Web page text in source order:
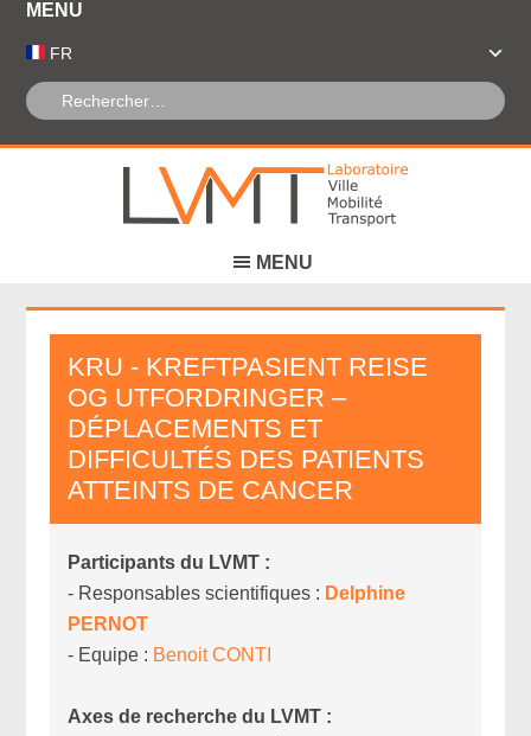
FR
KRU - KREFTPASIENT REISE
OG UTFORDRINGER –
DÉPLACEMENTS ET
DIFFICULTÉS DES PATIENTS
ATTEINTS DE CANCER
Participants du LVMT :
- Responsables scientifiques : Delphine
PERNOT
- Equipe : BenoitCONTI
Axes de recherche du LVMT :
Panneau de gestion des cookies